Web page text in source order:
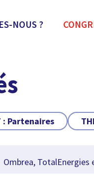
NOUS ?
: Partenaires
Ombrea, TotalEnergies